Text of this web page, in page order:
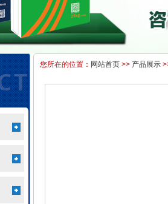
您所在的位置： 网站首页 >> 产品展示